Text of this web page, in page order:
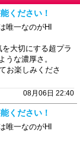
ください！
唯一なのがHI
大切にする超プラ
うな濃厚さ。
お楽しみくださ
08月06日 22:40
ください！
唯一なのがHI